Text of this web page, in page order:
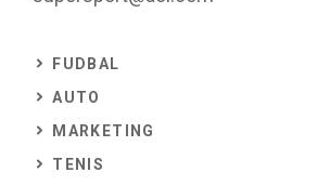
FUDBAL
AUTO
MARKETING
TENIS